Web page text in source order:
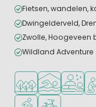
Fietsen, wandelen,
Dwingelderveld,
Zwolle, Hoogeveen
Wildland Adventure
Ligt in een bosrijke
Overdekt
Fietsverhuur